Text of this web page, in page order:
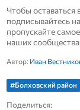
Чтобы оставаться
подписывайтесь
пропускайте
наших
Автор: Иван
#Болховский район
Поделиться: